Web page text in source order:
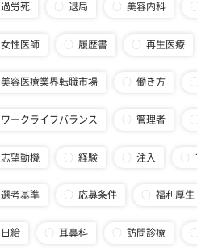
過労死 退局 美容内科
女性医師 履歴書 再生医療
美容医療業界転職市場 働き方
ワークライフバランス 管理者
志望動機 経験 注入
選考基準 応募条件 福利厚生
日給 耳鼻科 訪問診療